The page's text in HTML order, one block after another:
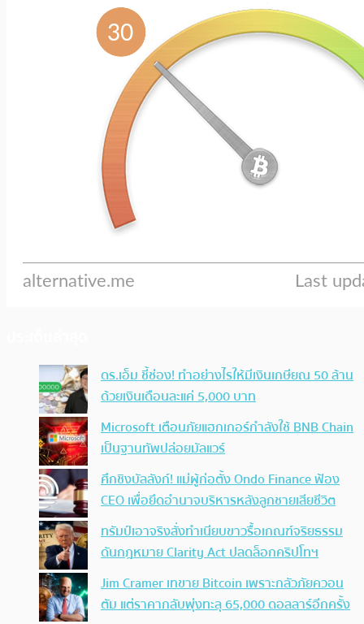
ดร.เอ็ม ชี้ช่อง! ทำอย่างไรให้มีเงินเกษียณ 50 ล้าน
ด้วยเงินเดือนละแค่ 5,000 บาท
Microsoft เตือนภัยแฮกเกอร์กำลังใช้ BNB Chain
เป็นฐานทัพปล่อยมัลแวร์
ศึกชิงบัลลังก์! แม่ผู้ก่อตั้ง Ondo Finance ฟ้อง
CEO เพื่อยึดอำนาจบริหารหลังลูกชายเสียชีวิต
ทรัมป์เอาจริง สั่งทำเนียบขาวรื้อเกณฑ์จริยธรรม
ดันกฎหมาย Clarity Act ปลดล็อกคริปโทฯ
Jim Cramer เทขาย Bitcoin เพราะกลัวภัยควอน
ตัม แต่ราคากลับพุ่งทะลุ 65,000 ดอลลาร์อีกครั้ง